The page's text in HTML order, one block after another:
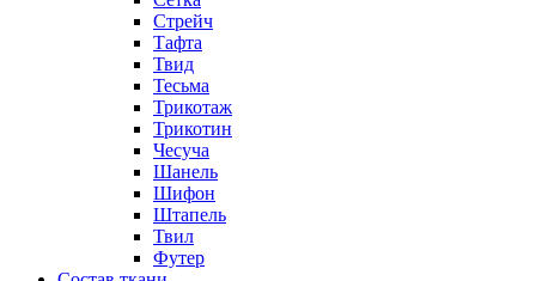
Стрейч
Тафта
Твид
Тесьма
Трикотаж
Трикотин
Чесуча
Шанель
Шифон
Штапель
Твил
Футер